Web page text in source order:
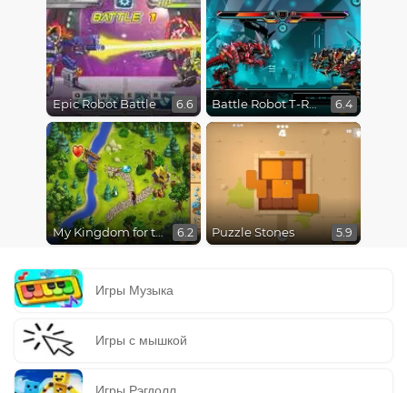
Epic Robot Battle 6.6 Battle Robot T-Rex Age 6.4
My Kingdom for the Princess 6.2 Puzzle Stones 5.9
Игры Музыка
Игры с мышкой